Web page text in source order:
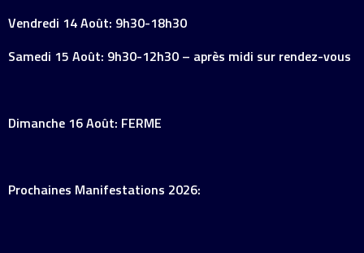
Vendredi 14 Août: 9h30-18h30
Samedi 15 Août: 9h30-12h30 – après midi sur rendez-vous
Dimanche 16 Août: FERME
Prochaines Manifestations 2026: